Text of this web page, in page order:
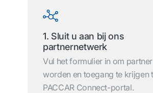
1. Sluit u aan bij ons
partnernetwerk
Vul het formulier in om
worden en toegang te krijgen
PACCAR Connect-portal.